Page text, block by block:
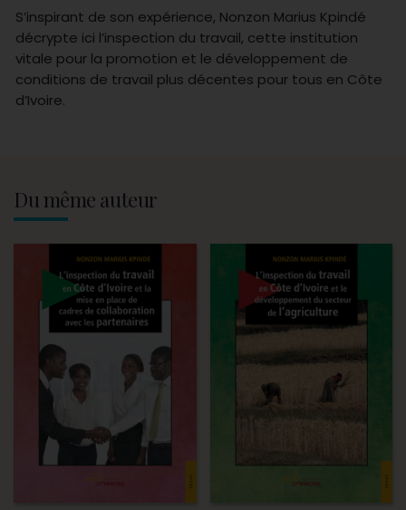
S’inspirant de son expérience, Nonzon Marius Kpindé
décrypte ici l’inspection du travail, cette institution
vitale pour la promotion et le développement de
conditions de travail plus décentes pour tous en Côte
d’Ivoire.
Du même auteur